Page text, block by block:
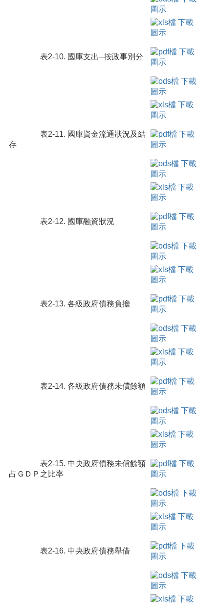
表2-10. 國庫支出─按政事別分
表2-11. 國庫資金流通狀況及結
存
表2-12. 國庫融資狀況
表2-13. 各級政府債務負擔
表2-14. 各級政府債務未償餘額
表2-15. 中央政府債務未償餘額
占ＧＤＰ之比率
表2-16. 中央政府債務舉借